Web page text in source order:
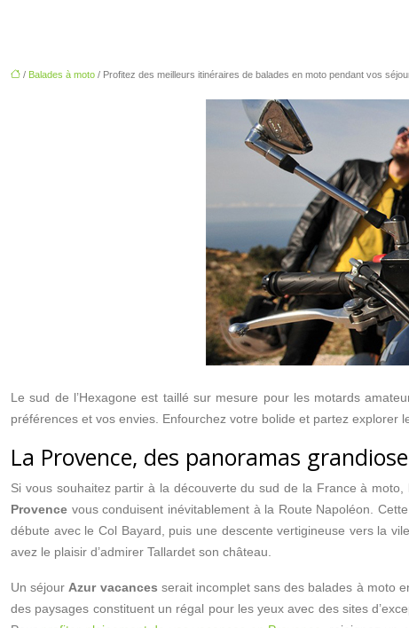
/ Balades à moto / Profitez des meilleurs itinéraires de balades en moto pendant vos
Le sud de l’Hexagone est taillé sur mesure pour les motards
préférences et vos envies. Enfourchez votre bolide et partez explorer
La Provence, des panoramas
Si vous souhaitez partir à la découverte du sud de la France à
Provence vous conduisent inévitablement à la Route Napoléon.
débute avec le Col Bayard, puis une descente vertigineuse vers la
avez le plaisir d’admirer Tallardet son château.
Un séjour Azur vacances serait incomplet sans des balades à moto
des paysages constituent un régal pour les yeux avec des sites